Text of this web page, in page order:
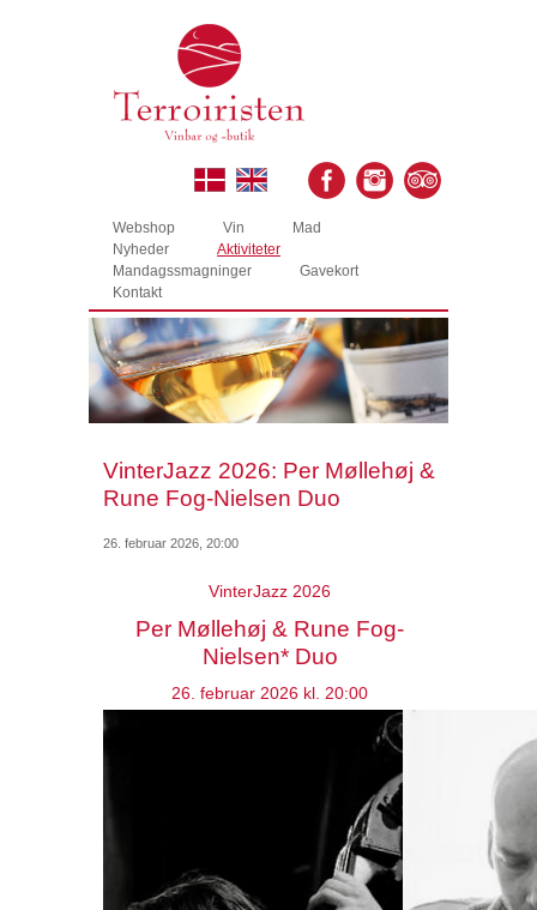
Webshop Vin
Mad
Nyheder
Aktiviteter
Mandagssmagninger
Gavekort
Kontakt
VinterJazz 2026: Per Møllehøj &
Rune Fog-Nielsen Duo
26. februar 2026, 20:00
VinterJazz 2026
Per Møllehøj & Rune Fog-
Nielsen* Duo
26. februar 2026 kl. 20:00